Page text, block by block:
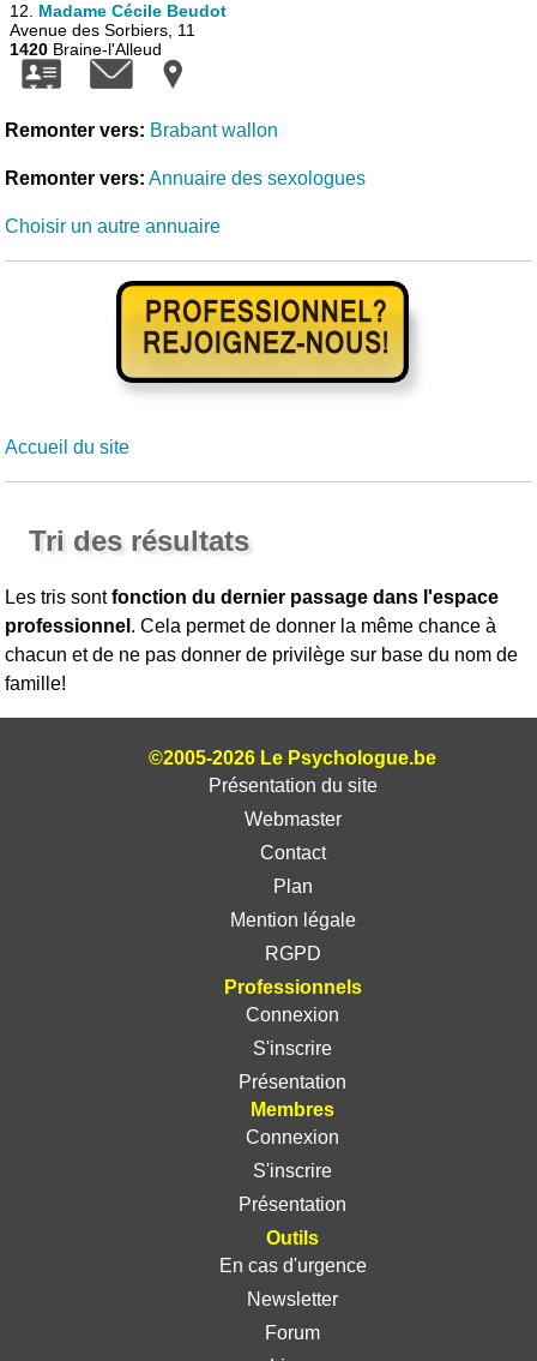
12. Madame Cécile Beudot
Avenue des Sorbiers, 11
1420 Braine-l'Alleud
Remonter vers: Brabant wallon
Remonter vers: Annuaire des sexologues
Choisir un autre annuaire
Accueil du site
Tri des résultats
Les tris sontfonction du dernier passage dans l'espace
professionnel . Cela permet de donner la même chance à
chacun et de ne pas donner de privilège sur base du nom de
famille!
©2005-2026 Le Psychologue.be
Présentation du site
Webmaster
Contact
Plan
Mention légale
RGPD
Professionnels
Connexion
S'inscrire
Présentation
Membres
Connexion
S'inscrire
Présentation
Outils
En cas d'urgence
Newsletter
Forum